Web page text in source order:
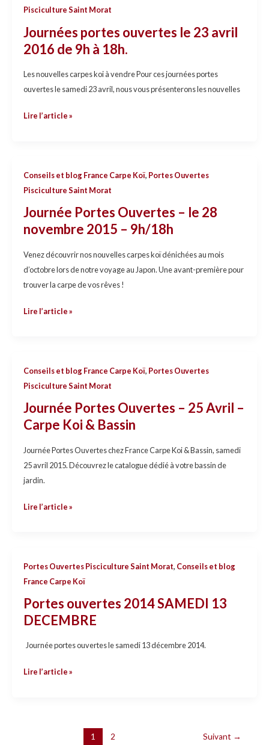
Pisciculture Saint Morat
Journées portes ouvertes le 23 avril
2016 de 9h à 18h.
Les nouvelles carpes koi à vendre Pour ces journées portes
ouvertes le samedi 23 avril, nous vous présenterons les nouvelles
portes
le
23
avril
9h
Lire l’article »
Conseils et blog France Carpe Koï, Portes Ouvertes
Pisciculture Saint Morat
Journée Portes Ouvertes – le 28
novembre 2015 – 9h/18h
Venez découvrir nos nouvelles carpes koï dénichées au mois
d’octobre lors de notre voyage au Japon. Une avant-première pour
trouver la carpe de vos rêves !
Journée
Portes
Ouvertes
–
le
28
novembre
2015
9h/18h
Lire l’article »
Conseils et blog France Carpe Koï, Portes Ouvertes
Pisciculture Saint Morat
Journée Portes Ouvertes – 25 Avril –
Carpe Koi & Bassin
Journée Portes Ouvertes chez France Carpe Koi & Bassin, samedi
25 avril 2015. Découvrez le catalogue dédié à votre bassin de
jardin.
Journée
Portes
–
25
Avril
–
Carpe
&
Lire l’article »
Portes Ouvertes Pisciculture Saint Morat, Conseils et blog
France Carpe Koï
Portes ouvertes 2014 SAMEDI 13
DECEMBRE
Journée portes ouvertes le samedi 13 décembre 2014.
Portes
ouvertes
SAMEDI
13
DECEMBRE
Lire l’article »
1 2 Suivant →